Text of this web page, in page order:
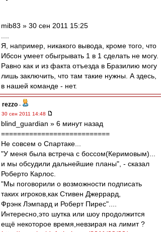
mib83 » 30 сен 2011 15:25
Я, например, никакого вывода, кроме того, что
Ибсон умеет обыгрывать 1 в 1 сделать не могу.
Равно как и из факта отъезда в Бразилию могу
лишь заключить, что там такие нужны. А здесь,
в нашей команде - нет.
rezzo -
30 сен 2011 14:48
blind_guardian » 6 минут назад
===========================
Не совсем о Спартаке...
"У меня была встреча с боссом(Керимовым)...
и мы обсудили дальнейшие планы", - сказал
Роберто Карлос.
"Мы поговорили о возможности подписать
таких игроков,как Стивен Джеррард,
Фрэнк Лэмпард и Роберт Пирес"....
Интересно,это шутка или шоу продолжится
ещё некоторое время,невзирая на лимит ?